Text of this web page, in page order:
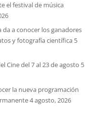
el festival de música
da a conocer los ganadores
y fotografía científica 5
Cine del 7 al 23 de agosto 5
la nueva programación
4 agosto, 2026